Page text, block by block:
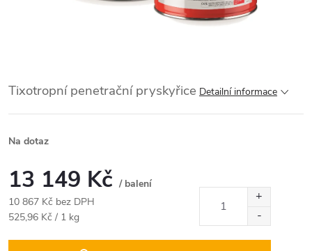
Tixotropní penetrační pryskyřice Detailní informace
Na dotaz
13 149 Kč / balení
10 867 Kč bez DPH
Měrná
525,96 Kč / 1 kg